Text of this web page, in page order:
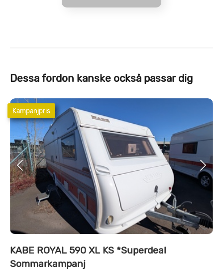
Dessa fordon kanske också passar dig
Kampanjpris
KABE ROYAL 590 XL KS *Superdeal
Sommarkampanj